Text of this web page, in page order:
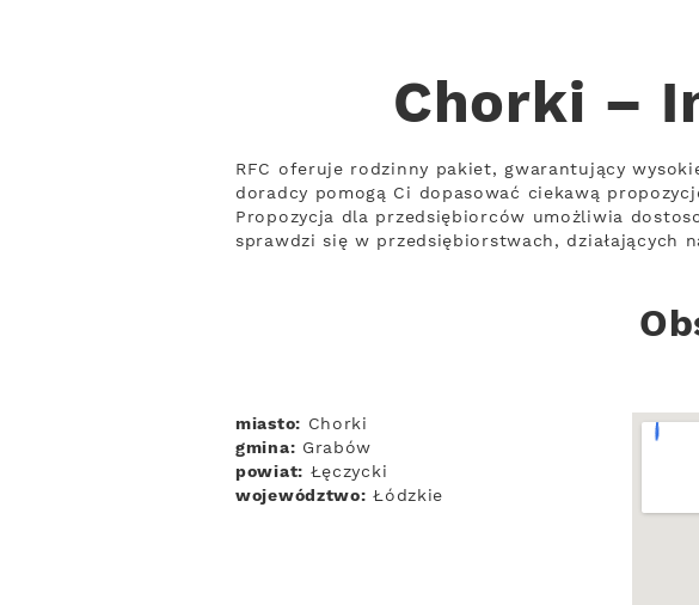
Chorki –
RFC oferuje rodzinny pakiet, gwarantujący
doradcy pomogą Ci dopasować ciekawą
Propozycja dla przedsiębiorców umożliwia
sprawdzi się w przedsiębiorstwach, działających
miasto: Chorki
gmina: Grabów
powiat: Łęczycki
województwo: Łódzkie